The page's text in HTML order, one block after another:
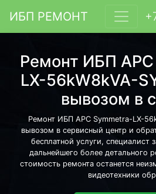
ИБП РЕМОНТ
Ремонт ИБП
LX-56kW8kVA-
вывозом в
Ремонт ИБП APC Symmetra-LX-
вывозом в сервисный центр и
бесплатной услуги, специалист
дальнейшего более детального
стоимость ремонта останется
видеотехники